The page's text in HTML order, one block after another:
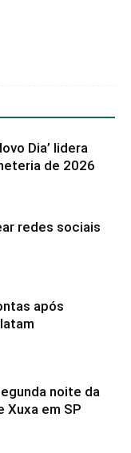
Dia’ lidera
de 2026
redes sociais
após
noite da
Xuxa em SP